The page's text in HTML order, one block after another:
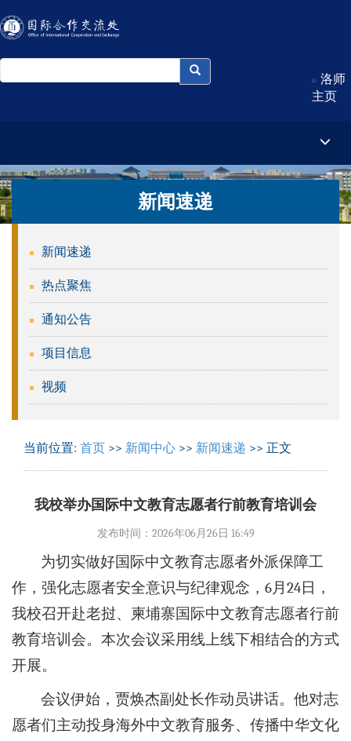
洛师
主页
新闻速递
新闻速递
热点聚焦
通知公告
项目信息
视频
当前位置: 首页 >> 新闻中心 >> 新闻速递 >> 正文
我校举办国际中文教育志愿者行前教育培训会
发布时间：2026年06月26日 16:49
为切实做好国际中文教育志愿者外派保障工
作，强化志愿者安全意识与纪律观念，6月24日，
我校召开赴老挝、柬埔寨国际中文教育志愿者行前
教育培训会。本次会议采用线上线下相结合的方式
开展。
会议伊始，贾焕杰副处长作动员讲话。他对志
愿者们主动投身海外中文教育服务、传播中华文化